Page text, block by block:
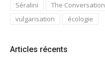
Séralini
The Conversation
vulgarisation
écologie
Articles récents